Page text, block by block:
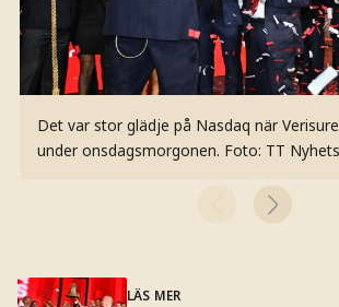
Det var stor glädje på Nasdaq när
under onsdagsmorgonen. Foto: TT
LÄS MER